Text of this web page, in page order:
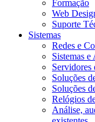
Formação
Web
Suporte
Sistemas
Redes e
Sistemas e
Servidores
Soluções
Soluções
Relógios
Análise,